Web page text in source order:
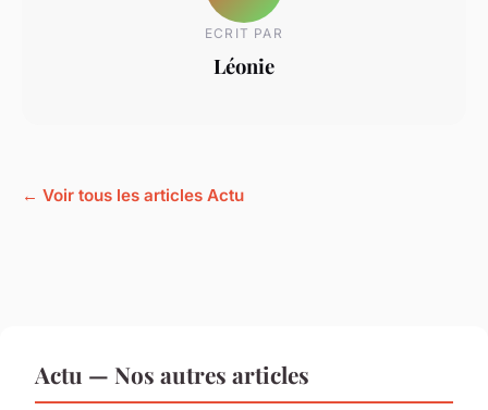
ECRIT PAR
Léonie
← Voir tous les articles Actu
Actu — Nos autres articles